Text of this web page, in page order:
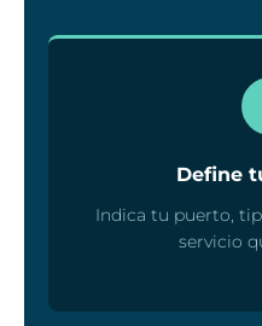
Define
Indica tu puerto,
servicio